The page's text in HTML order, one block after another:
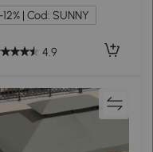
-12% | Cod: SUNNY
4.9